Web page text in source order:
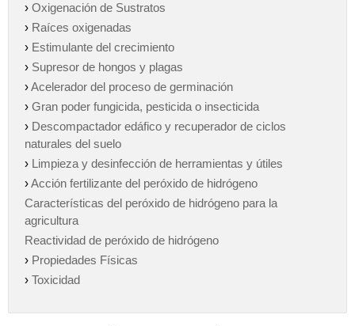
› Oxigenación de Sustratos
› Raíces oxigenadas
› Estimulante del crecimiento
› Supresor de hongos y plagas
›Acelerador del proceso de germinación
› Gran poder fungicida, pesticida o insecticida
› Descompactador edáfico y recuperador de ciclos
naturales del suelo
› Limpieza y desinfección de herramientas y útiles
›Acción fertilizante del peróxido de hidrógeno
Características del peróxido de hidrógeno para la
agricultura
Reactividad de peróxido de hidrógeno
› Propiedades Físicas
› Toxicidad